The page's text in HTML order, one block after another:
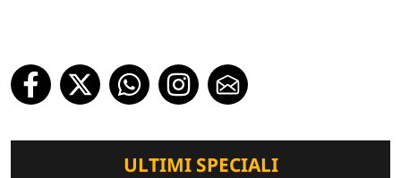
ULTIMI SPECIALI